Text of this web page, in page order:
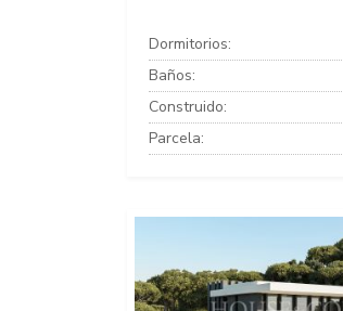
Dormitorios:
Baños:
Construido:
Parcela: